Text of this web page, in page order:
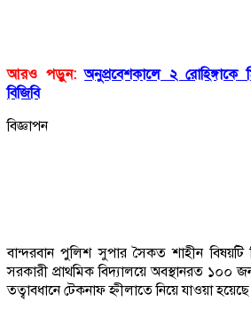
আরও পড়ুন:অনুপ্রবেশকালে ২ রোহিঙ্গাকে
বিজিবি
বিজ্ঞাপন
বান্দরবান পুলিশ সুপার সৈকত শাহীন
সরকারী প্রাথমিক বিদ্যালয়ে অবস্থানরত ১০০
তত্বাবধানে টেকনাফ হ্নীলাতে নিয়ে যাওয়া